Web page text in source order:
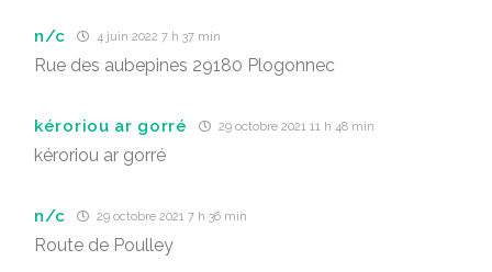
n/c 4 juin 2022 7 h 37 min
Rue des aubepines 29180 Plogonnec
kéroriou ar gorré 29 octobre 2021 11 h 48 min
kéroriou ar gorré
n/c 29 octobre 2021 7 h 36 min
Route de Poulley